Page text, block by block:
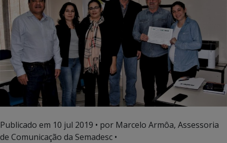
Publicado em 10 jul 2019 • por Marcelo Armôa, Assessoria
de Comunicação da Semadesc •